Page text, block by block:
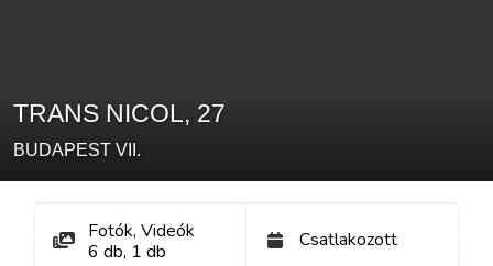
TRANS NICOL, 27
BUDAPEST VII.
Fotók, Videók
6 db, 1 db Csatlakozott